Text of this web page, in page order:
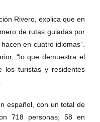
Rivero, explica que en
de rutas guiadas por
en cuatro idiomas”.
“lo que demuestra el
los turistas y residentes
español, con un total de
718 personas; 58 en